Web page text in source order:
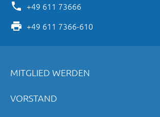
+49 611 73666
+49 611 7366-610
MITGLIED WERDEN
VORSTAND